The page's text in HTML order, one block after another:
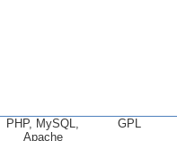
PHP, MySQL,
Apache
GPL